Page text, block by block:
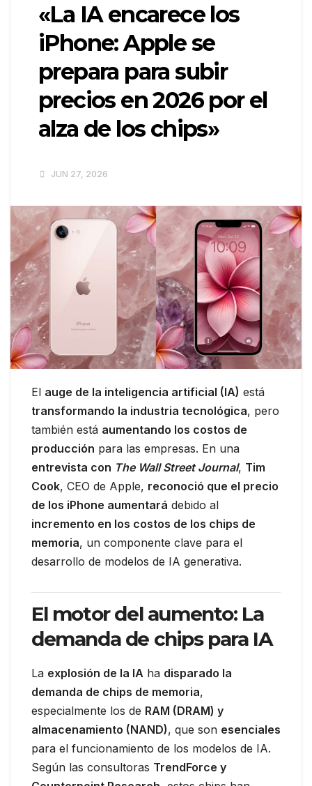
«La IA encarece los
iPhone: Apple se
prepara para subir
precios en 2026 por el
alza de los chips»
JUN 27, 2026
El auge de la inteligencia artificial (IA) está
transformando la industria tecnológica, pero
también está aumentando los costos de
producción para las empresas. En una
entrevista con The Wall Street Journal, Tim
Cook, CEO de Apple, reconoció que el precio
de los iPhone aumentará debido al
incremento en los costos de los chips de
memoria, un componente clave para el
desarrollo de modelos de IA generativa.
El motor del aumento: La
demanda de chips para IA
La explosión de la IA ha disparado la
demanda de chips de memoria,
especialmente los de RAM (DRAM) y
almacenamiento (NAND), que son esenciales
para el funcionamiento de los modelos de IA.
Según las consultoras TrendForce y